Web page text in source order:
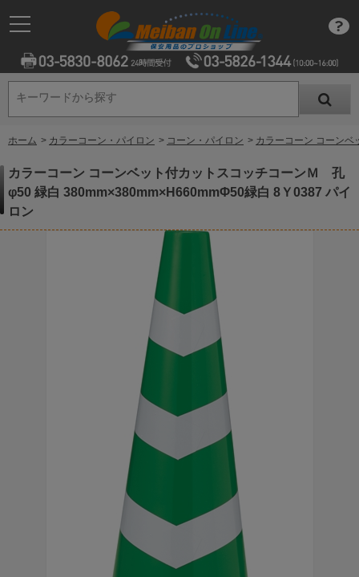
キーワードから探す
キーワードから探す
ホーム > カラーコーン・パイロン > コーン・パイロン > カラーコーン コーン
カラーコーン コーンベット付カットスコッチコーンＭ 孔
φ50 緑白 380mm×380mm×H660mmΦ50緑白 8Ｙ0387 パイ
ロン